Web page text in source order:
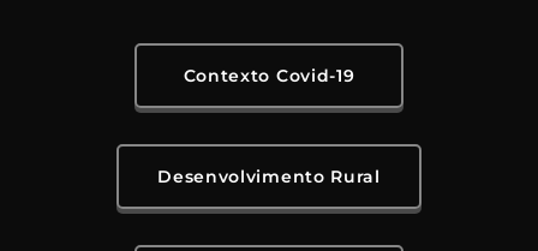
Contexto Covid-19
Desenvolvimento Rural